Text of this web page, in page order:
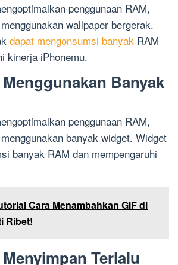
penggunaan RAM,
wallpaper bergerak.
dapat mengonsumsi banyak RAM
kinerja iPhonemu.
Banyak
penggunaan RAM,
banyak widget. Widget
banyak RAM dan mempengaruhi
Cara Menambahkan GIF di
Ribet!
Terlalu